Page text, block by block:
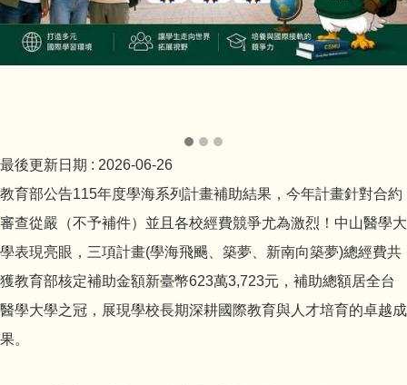
最後更新日期 : 2026-06-26
教育部公告115年度學海系列計畫補助結果，今年計畫針對合約
審查從嚴（不予補件）並且各校經費競爭尤為激烈！中山醫學大
學表現亮眼，三項計畫(學海飛颺、築夢、新南向築夢)總經費共
獲教育部核定補助金額新臺幣623萬3,723元，補助總額居全台
醫學大學之冠，展現學校長期深耕國際教育與人才培育的卓越成
果。